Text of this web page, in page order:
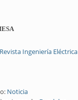
Revista Ingeniería Eléctrica
Noticia